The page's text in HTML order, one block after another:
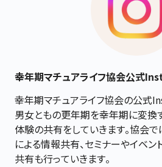
幸年期マチュアライフ協会公式
幸年期マチュアライフ協会の公式
男女ともの更年期を幸年期に変換
体験の共有をしていきます。協会
による情報共有、セミナーやイベ
共有も行っていきます。